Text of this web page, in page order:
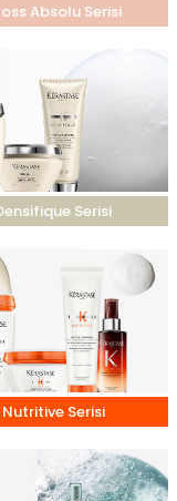
Absolu Serisi
Serisi
Nutritive Serisi